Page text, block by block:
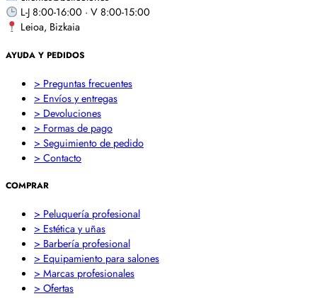
L-J 8:00-16:00 · V 8:00-15:00
Leioa, Bizkaia
AYUDA Y PEDIDOS
> Preguntas frecuentes
> Envíos y entregas
> Devoluciones
> Formas de pago
> Seguimiento de pedido
> Contacto
COMPRAR
> Peluquería profesional
> Estética y uñas
> Barbería profesional
> Equipamiento para salones
> Marcas profesionales
> Ofertas